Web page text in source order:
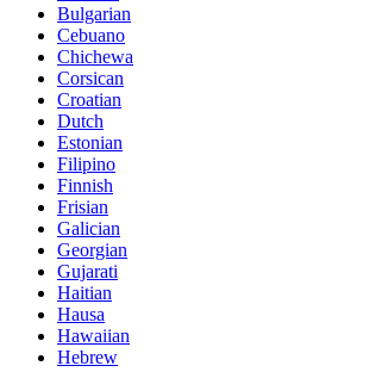
Bulgarian
Cebuano
Chichewa
Corsican
Croatian
Dutch
Estonian
Filipino
Finnish
Frisian
Galician
Georgian
Gujarati
Haitian
Hausa
Hawaiian
Hebrew